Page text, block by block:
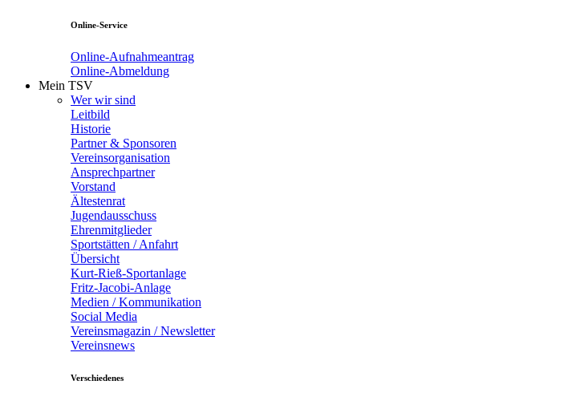
Online-Service
Online-Aufnahmeantrag
Online-Abmeldung
Mein TSV
Wer wir sind
Leitbild
Historie
Partner & Sponsoren
Vereinsorganisation
Ansprechpartner
Vorstand
Ältestenrat
Jugendausschuss
Ehrenmitglieder
Sportstätten / Anfahrt
Übersicht
Kurt-Rieß-Sportanlage
Fritz-Jacobi-Anlage
Medien / Kommunikation
Social Media
Vereinsmagazin / Newsletter
Vereinsnews
Verschiedenes